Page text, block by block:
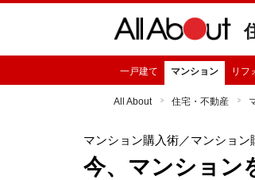
一戸建て マンション リフ
All About 住宅・不動産
マンション購入術／マンション
今、マンション